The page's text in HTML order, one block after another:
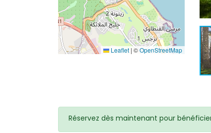
Leaflet | ©OpenStreetMap
Réservez dès maintenant pour